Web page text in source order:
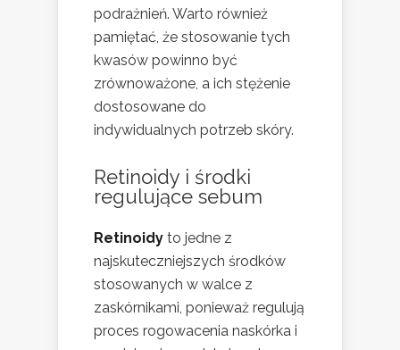
podrażnień. Warto również
pamiętać, że stosowanie tych
kwasów powinno być
zrównoważone, a ich stężenie
dostosowane do
indywidualnych potrzeb skóry.
Retinoidy i środki
regulujące sebum
Retinoidy to jedne z
najskuteczniejszych środków
stosowanych w walce z
zaskórnikami, ponieważ regulują
proces rogowacenia naskórka i